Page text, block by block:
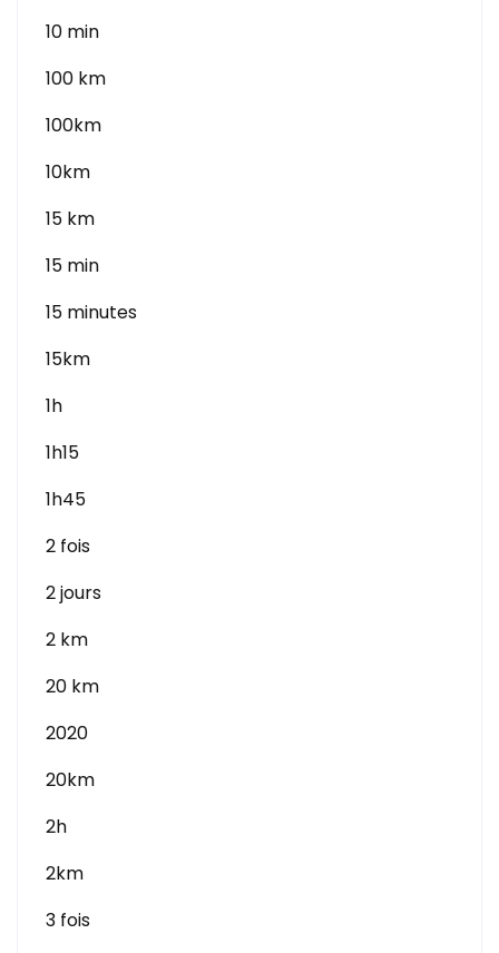
10 min
100 km
100km
10km
15 km
15 min
15 minutes
15km
1h
1h15
1h45
2 fois
2 jours
2 km
20 km
2020
20km
2h
2km
3 fois